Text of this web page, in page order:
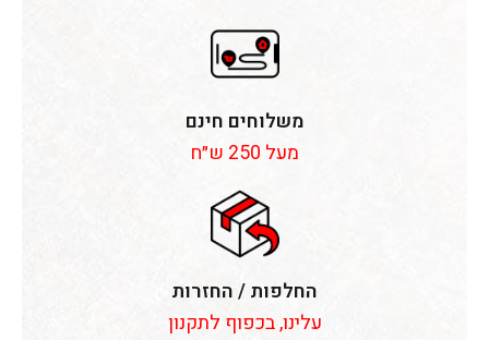
משלוחים חינם
מעל 250 ש״ח
החלפות / החזרות
עלינו, בכפוף לתקנון